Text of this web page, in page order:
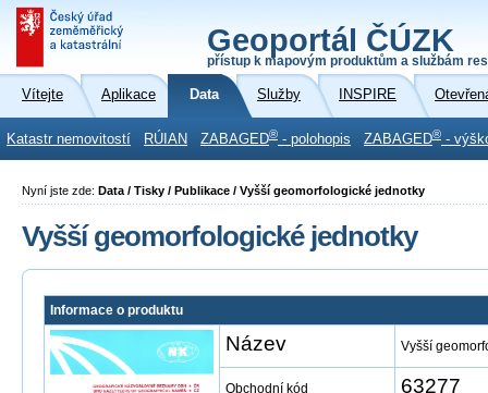
Geoportál ČÚZK
přístup k mapovým produktům a službám
Vítejte Aplikace Data Služby INSPIRE
Katastr nemovitostí RÚIAN ZABAGED® - polohopis ZABAGED® -
Nyní jste zde: Data / Tisky / Publikace / Vyšší geomorfologické jednotky
Vyšší geomorfologické jednotky
Informace o produktu
Název Vyšší
Obchodní kód 63277